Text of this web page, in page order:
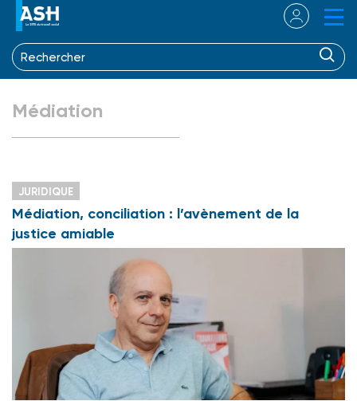
Médiation
JURIDIQUE
Médiation, conciliation : l’avènement de la
justice amiable